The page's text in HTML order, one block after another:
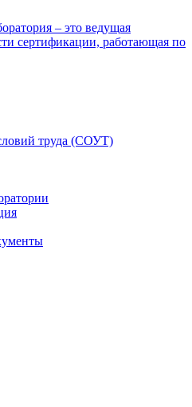
труда (СОУТ)